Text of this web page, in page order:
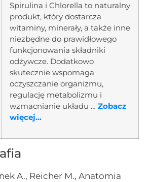
Spirulina i Chlorella to naturalny
produkt, który dostarcza
witaminy, minerały, a także inne
niezbędne do prawidłowego
funkcjonowania składniki
odżywcze. Dodatkowo
skutecznie wspomaga
oczyszczanie organizmu,
regulację metabolizmu i
wzmacnianie układu … Zobacz
więcej...
A., Reicher M., Anatomia